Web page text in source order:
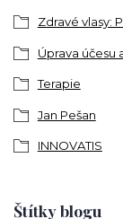
Zdravé vlasy:
Úprava účesu
Terapie
Jan Pešan
INNOVATIS
Štítky blogu